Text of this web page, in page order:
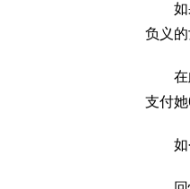
如果
负义
在此
支付
如今